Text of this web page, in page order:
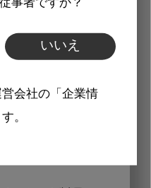
事者ですか？
いいえ
営会社の「企業情
。
されている
覧可能